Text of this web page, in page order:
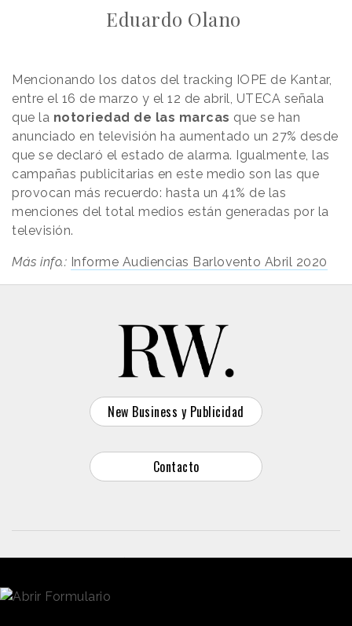
Eduardo Olano
Mencionando los datos del tracking IOPE de Kantar,
entre el 16 de marzo y el 12 de abril, UTECA señala
que la notoriedad de las marcas que se han
anunciado en televisión ha aumentado un 27% desde
que se declaró el estado de alarma. Igualmente, las
campañas publicitarias en este medio son las que
provocan más recuerdo: hasta un 41% de las
menciones del total medios están generadas por la
televisión.
Más info.: Informe Audiencias Barlovento Abril 2020
New Business y Publicidad
Contacto
© 2026 Reason Why
Dirección: Calle Antonio Pirala 29. Madrid, 28017